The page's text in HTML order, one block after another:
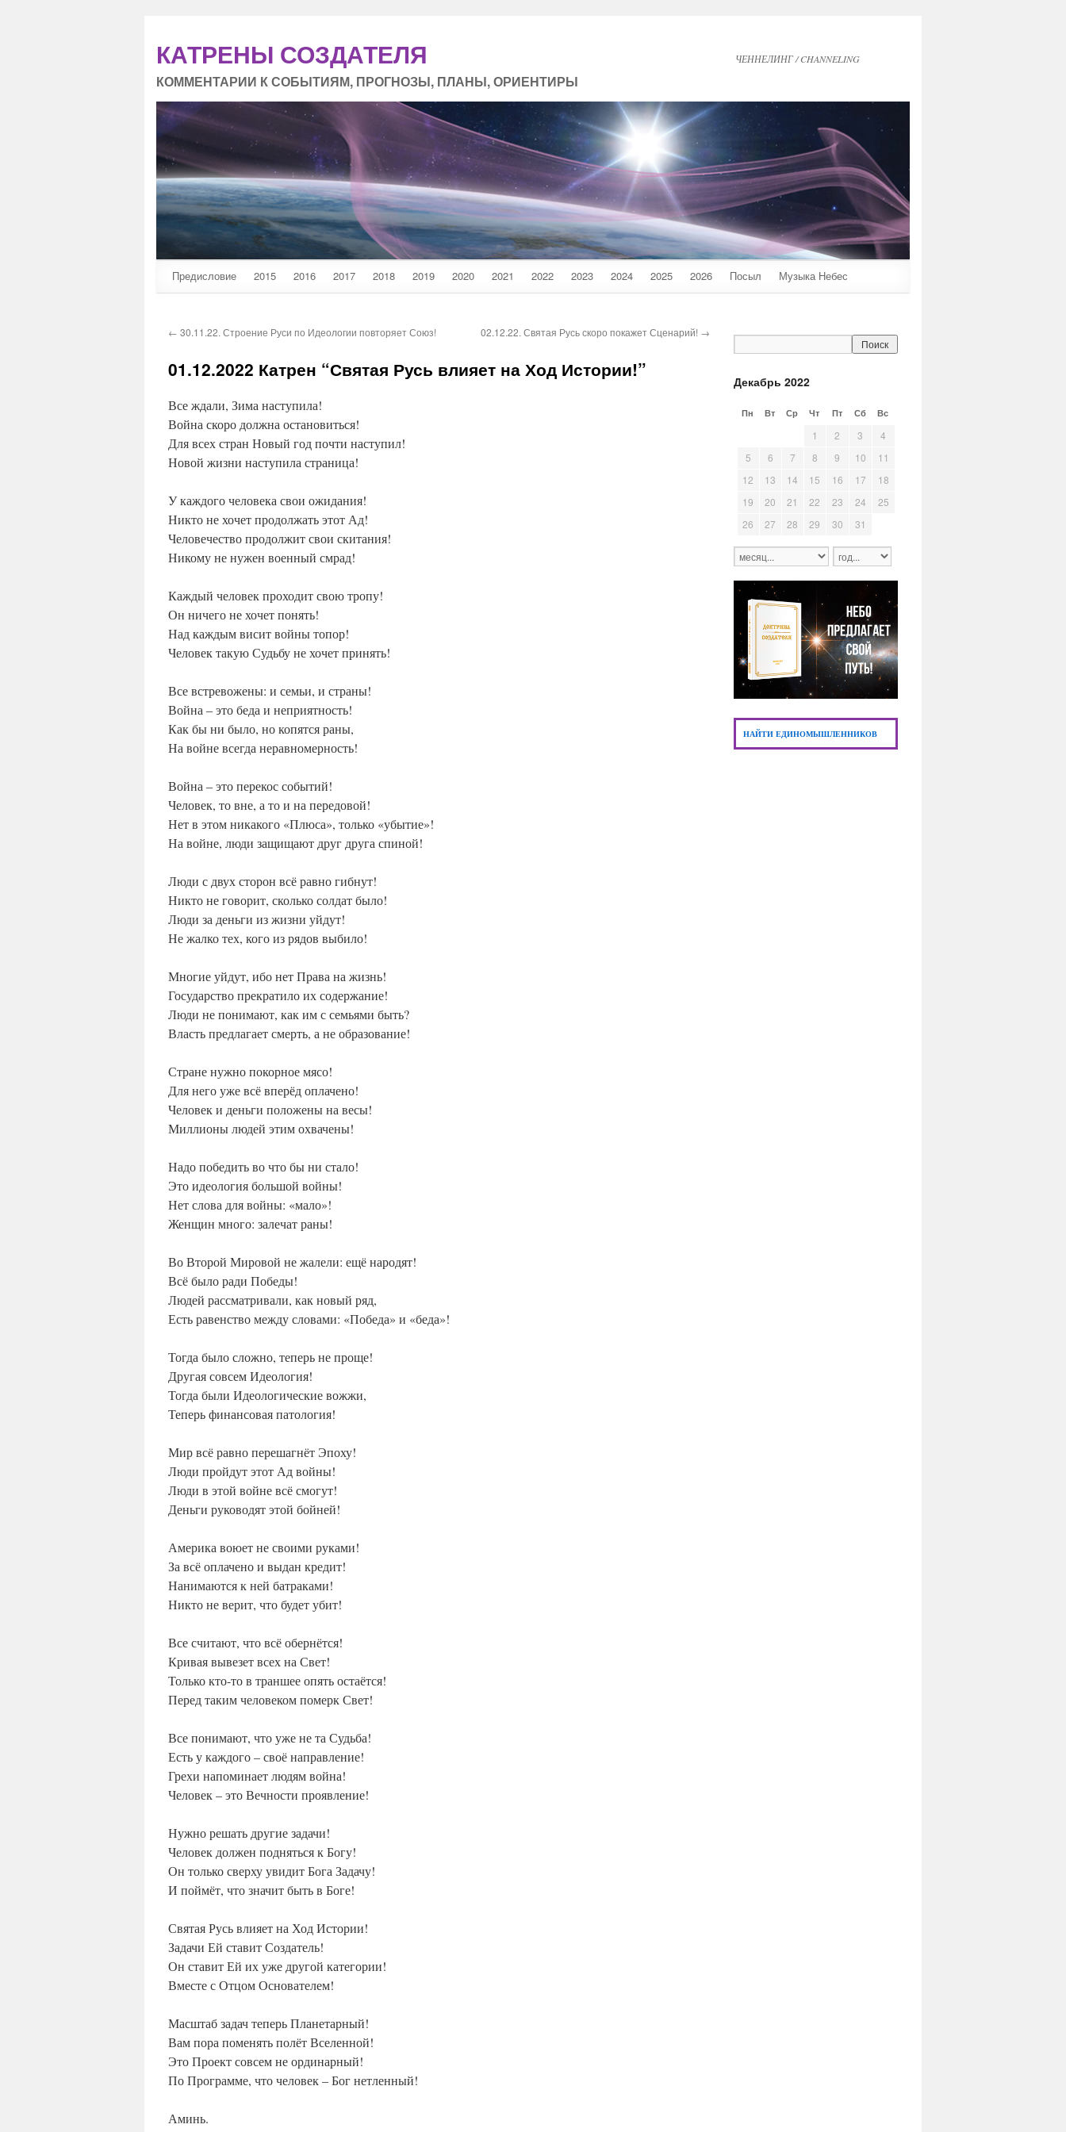
ЧЕННЕЛИНГ / CHANNELING
КАТРЕНЫ СОЗДАТЕЛЯ
КОММЕНТАРИИ К СОБЫТИЯМ, ПРОГНОЗЫ, ПЛАНЫ, ОРИЕНТИРЫ
Предисловие 2015 2016 2017 2018 2019 2020 2021 2022 2023 2024 2025 2026 Посыл Музыка Небес
Декабрь 2022
Пн Вт Ср Чт Пт Сб Вс
1 2 3
4
5
6 7 8 9 10
11
12
13 14 15 16 17
18
19
20 21 22 23 24
25
26
27 28 29 30 31
НАЙТИ ЕДИНОМЫШЛЕННИКОВ
← 30.11.22. Строение Руси по Идеологии повторяет Союз! 02.12.22. Святая Русь скоро покажет Сценарий! →
01.12.2022 Катрен “Святая Русь влияет на Ход Истории!”
Все ждали, Зима наступила!
Война скоро должна остановиться!
Для всех стран Новый год почти наступил!
Новой жизни наступила страница!
У каждого человека свои ожидания!
Никто не хочет продолжать этот Ад!
Человечество продолжит свои скитания!
Никому не нужен военный смрад!
Каждый человек проходит свою тропу!
Он ничего не хочет понять!
Над каждым висит войны топор!
Человек такую Судьбу не хочет принять!
Все встревожены: и семьи, и страны!
Война – это беда и неприятность!
Как бы ни было, но копятся раны,
На войне всегда неравномерность!
Война – это перекос событий!
Человек, то вне, а то и на передовой!
Нет в этом никакого «Плюса», только «убытие»!
На войне, люди защищают друг друга спиной!
Люди с двух сторон всё равно гибнут!
Никто не говорит, сколько солдат было!
Люди за деньги из жизни уйдут!
Не жалко тех, кого из рядов выбило!
Многие уйдут, ибо нет Права на жизнь!
Государство прекратило их содержание!
Люди не понимают, как им с семьями быть?
Власть предлагает смерть, а не образование!
Стране нужно покорное мясо!
Для него уже всё вперёд оплачено!
Человек и деньги положены на весы!
Миллионы людей этим охвачены!
Надо победить во что бы ни стало!
Это идеология большой войны!
Нет слова для войны: «мало»!
Женщин много: залечат раны!
Во Второй Мировой не жалели: ещё народят!
Всё было ради Победы!
Людей рассматривали, как новый ряд,
Есть равенство между словами: «Победа» и «беда»!
Тогда было сложно, теперь не проще!
Другая совсем Идеология!
Тогда были Идеологические вожжи,
Теперь финансовая патология!
Мир всё равно перешагнёт Эпоху!
Люди пройдут этот Ад войны!
Люди в этой войне всё смогут!
Деньги руководят этой бойней!
Америка воюет не своими руками!
За всё оплачено и выдан кредит!
Нанимаются к ней батраками!
Никто не верит, что будет убит!
Все считают, что всё обернётся!
Кривая вывезет всех на Свет!
Только кто-то в траншее опять остаётся!
Перед таким человеком померк Свет!
Все понимают, что уже не та Судьба!
Есть у каждого – своё направление!
Грехи напоминает людям война!
Человек – это Вечности проявление!
Нужно решать другие задачи!
Человек должен подняться к Богу!
Он только сверху увидит Бога Задачу!
И поймёт, что значит быть в Боге!
Святая Русь влияет на Ход Истории!
Задачи Ей ставит Создатель!
Он ставит Ей их уже другой категории!
Вместе с Отцом Основателем!
Масштаб задач теперь Планетарный!
Вам пора поменять полёт Вселенной!
Это Проект совсем не ординарный!
По Программе, что человек – Бог нетленный!
Аминь.